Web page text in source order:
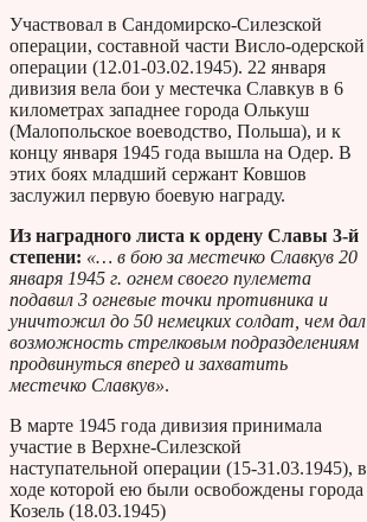
Участвовал в Сандомирско-Силезской
операции, составной части Висло-одерской
операции (12.01-03.02.1945). 22 января
дивизия вела бои у местечка Славкув в 6
километрах западнее города Олькуш
(Малопольское воеводство, Польша), и к
концу января 1945 года вышла на Одер. В
этих боях младший сержант Ковшов
заслужил первую боевую награду.
Из наградного листа к ордену Славы 3-й
степени: «… в бою за местечко Славкув 20
января 1945 г. огнем своего пулемета
подавил 3 огневые точки противника и
уничтожил до 50 немецких солдат, чем дал
возможность стрелковым подразделениям
продвинуться вперед и захватить
местечко Славкув».
В марте 1945 года дивизия принимала
участие в Верхне-Силезской
наступательной операции (15-31.03.1945), в
ходе которой ею были освобождены города
Козель (18.03.1945)